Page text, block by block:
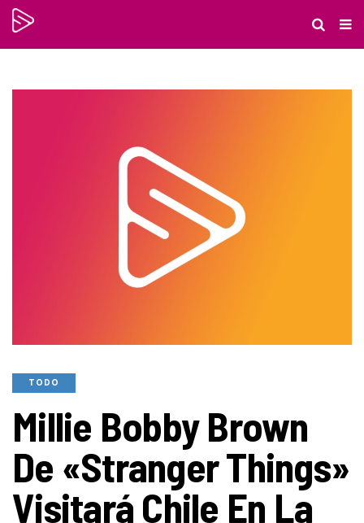
TODO
Millie Bobby Brown
De «Stranger Things»
Visitará Chile En La